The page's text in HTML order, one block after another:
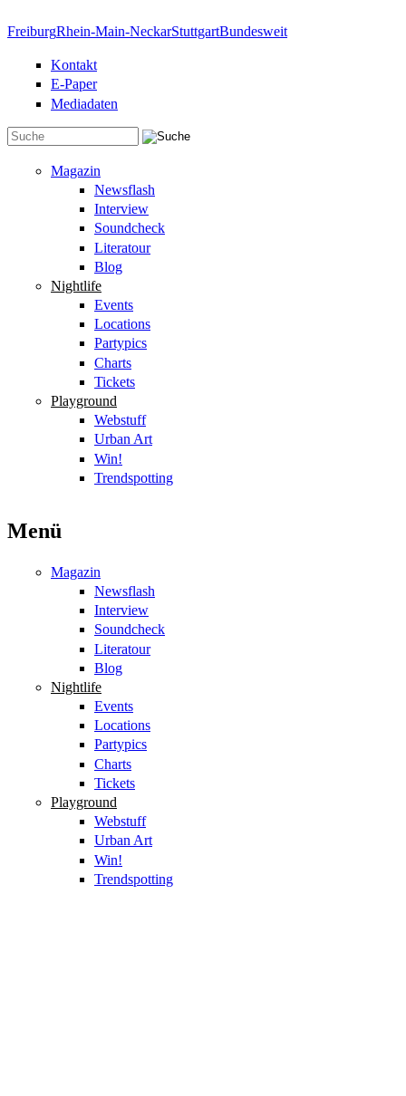
FreiburgRhein-Main-NeckarStuttgartBundesweit
Kontakt
E-Paper
Mediadaten
Magazin
Newsflash
Interview
Soundcheck
Literatour
Blog
Nightlife
Events
Locations
Partypics
Charts
Tickets
Playground
Webstuff
Urban Art
Win!
Trendspotting
Menü
Magazin
Newsflash
Interview
Soundcheck
Literatour
Blog
Nightlife
Events
Locations
Partypics
Charts
Tickets
Playground
Webstuff
Urban Art
Win!
Trendspotting